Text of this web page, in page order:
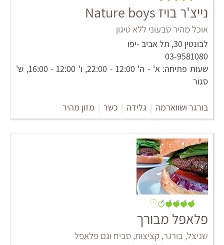
נייצ'ר בויז Nature boys
אוכל מהיר טבעוני ללא טיגון
לבונטין 30, תל אביב -יפו
03-9581080
שעות פתיחה: א' - ה' 12:00 - 22:00, ו' 12:00 - 16:00, ש'
סגור
בורגר ושווארמה | גלידה | כשר | מזון מהיר
(7)
פלאפל מבורך
שניצל, בורגר, קציצות, סביח וגם פלאפל